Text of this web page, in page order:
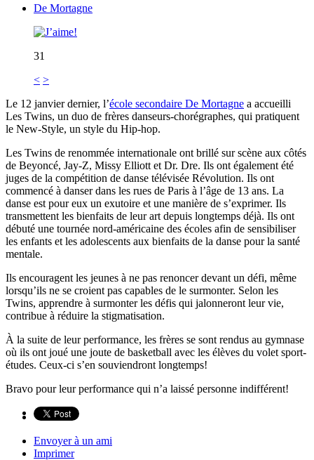
De Mortagne
31
< >
Le 12 janvier dernier, l’école secondaire De Mortagne a accueilli
Les Twins, un duo de frères danseurs-chorégraphes, qui pratiquent
le New-Style, un style du Hip-hop.
Les Twins de renommée internationale ont brillé sur scène aux côtés
de Beyoncé, Jay-Z, Missy Elliott et Dr. Dre. Ils ont également été
juges de la compétition de danse télévisée Révolution. Ils ont
commencé à danser dans les rues de Paris à l’âge de 13 ans. La
danse est pour eux un exutoire et une manière de s’exprimer. Ils
transmettent les bienfaits de leur art depuis longtemps déjà. Ils ont
débuté une tournée nord-américaine des écoles afin de sensibiliser
les enfants et les adolescents aux bienfaits de la danse pour la santé
mentale.
Ils encouragent les jeunes à ne pas renoncer devant un défi, même
lorsqu’ils ne se croient pas capables de le surmonter. Selon les
Twins, apprendre à surmonter les défis qui jalonneront leur vie,
contribue à réduire la stigmatisation.
À la suite de leur performance, les frères se sont rendus au gymnase
où ils ont joué une joute de basketball avec les élèves du volet sport-
études. Ceux-ci s’en souviendront longtemps!
Bravo pour leur performance qui n’a laissé personne indifférent!
Envoyer à un ami
Imprimer